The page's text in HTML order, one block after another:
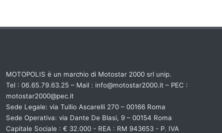
MOTOPOLIS è un marchio di Motostar 2000 srl unip.
Tel : 06.65.79.63.25 – Mail : info@motostar2000.it – PEC :
motostar2000@pec.it
Sede Legale: via Tullio Ascarelli 270 – 00166 Roma
Sede Operativa: via Dante De Blasi, 9 – 00154 Roma
Capitale Sociale : € 32.000 - REA : RM 943653 - P. IVA